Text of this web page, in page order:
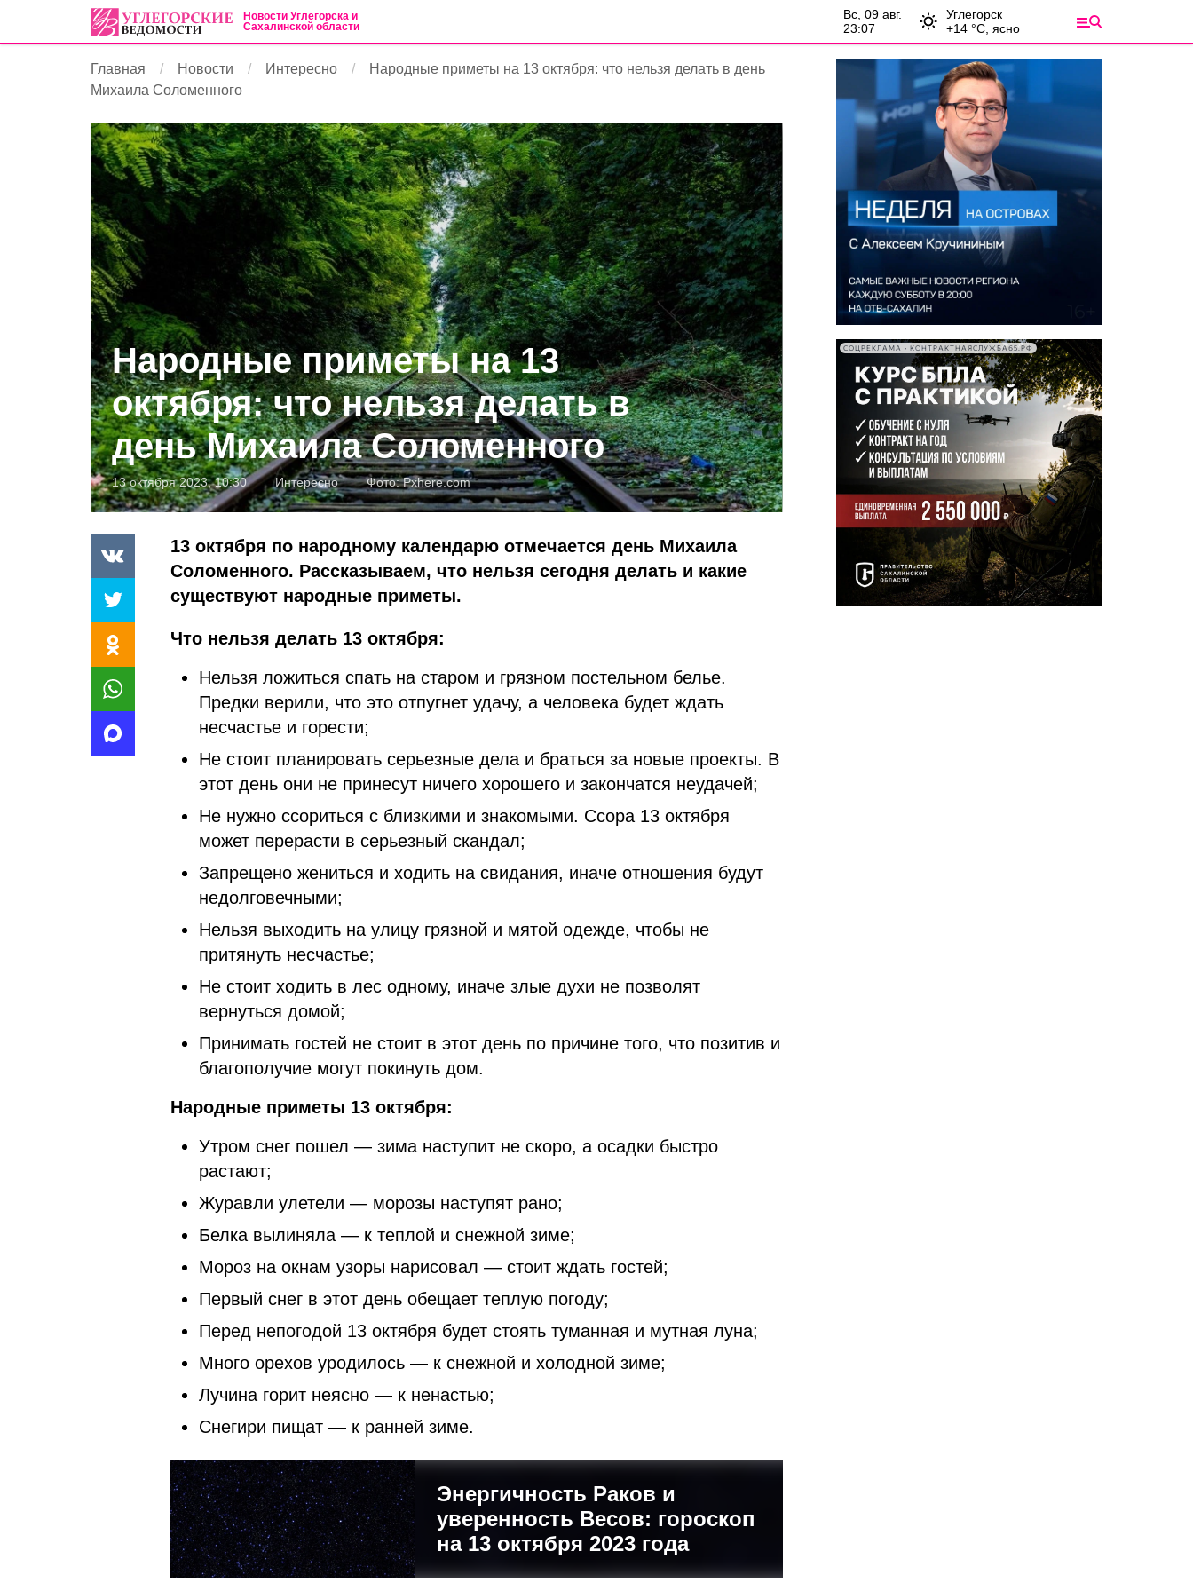
Новости Углегорска и
Сахалинской области
вс, 09 авг.
23:07
Углегорск
+14 °С, ясно
Главная Новости Интересно
Народные приметы на 13 октября: что нельзя делать в день
Михаила Соломенного
Народные приметы на 13
октября: что нельзя делать в
день Михаила Соломенного
13 октября 2023, 10:30 Интересно Фото:Pxhere.com
13 октября по народному календарю отмечается день Михаила
Соломенного. Рассказываем, что нельзя сегодня делать и какие
существуют народные приметы.
Что нельзя делать 13 октября:
Нельзя ложиться спать на старом и грязном постельном белье.
Предки верили, что это отпугнет удачу, а человека будет ждать
несчастье и горести;
Не стоит планировать серьезные дела и браться за новые проекты. В
этот день они не принесут ничего хорошего и закончатся неудачей;
Не нужно ссориться с близкими и знакомыми. Ссора 13 октября
может перерасти в серьезный скандал;
Запрещено жениться и ходить на свидания, иначе отношения будут
недолговечными;
Нельзя выходить на улицу грязной и мятой одежде, чтобы не
притянуть несчастье;
Не стоит ходить в лес одному, иначе злые духи не позволят
вернуться домой;
Принимать гостей не стоит в этот день по причине того, что позитив и
благополучие могут покинуть дом.
Народные приметы 13 октября:
Утром снег пошел — зима наступит не скоро, а осадки быстро
растают;
Журавли улетели — морозы наступят рано;
Белка вылиняла — к теплой и снежной зиме;
Мороз на окнам узоры нарисовал — стоит ждать гостей;
Первый снег в этот день обещает теплую погоду;
Перед непогодой 13 октября будет стоять туманная и мутная луна;
Много орехов уродилось — к снежной и холодной зиме;
Лучина горит неясно — к ненастью;
Снегири пищат — к ранней зиме.
Энергичность Раков и
уверенность Весов: гороскоп
на 13 октября 2023 года
СОЦРЕКЛАМА • КОНТРАКТНАЯСЛУЖБА65.РФ